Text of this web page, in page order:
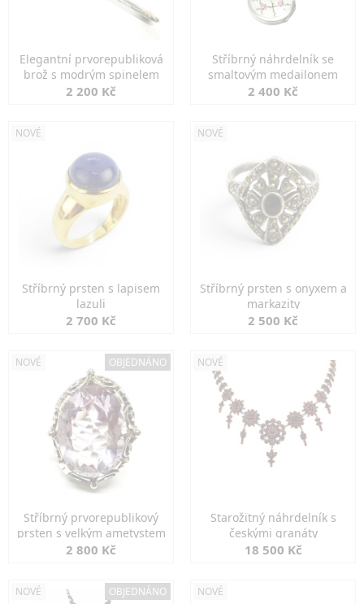
Elegantní prvorepubliková
brož s modrým spinelem
2 200 Kč
Stříbrný náhrdelník se
smaltovým medailonem
2 400 Kč
NOVÉ
Stříbrný prsten s lapisem
lazuli
2 700 Kč
NOVÉ
Stříbrný prsten s onyxem a
markazity
2 500 Kč
NOVÉ OBJEDNÁNO
Stříbrný prvorepublikový
prsten s velkým ametystem
2 800 Kč
NOVÉ
Starožitný náhrdelník s
českými granáty
18 500 Kč
NOVÉ OBJEDNÁNO NOVÉ